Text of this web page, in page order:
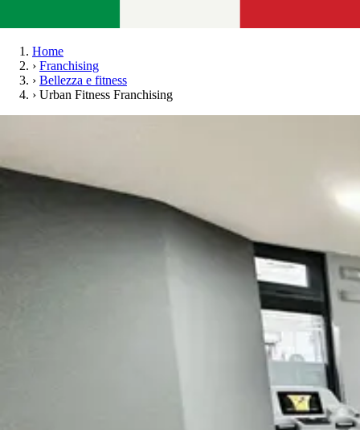
Home
› Franchising
› Bellezza e fitness
› Urban Fitness Franchising